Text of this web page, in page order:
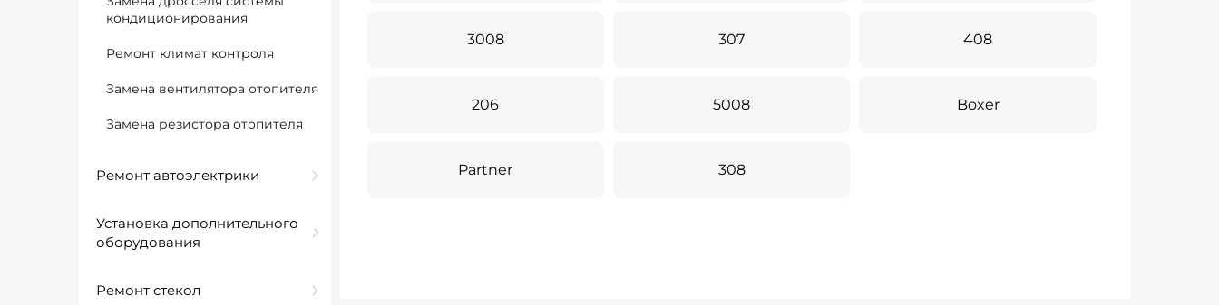
кондиционирования
Ремонт климат контроля
Замена вентилятора отопителя
Замена резистора отопителя
Ремонт автоэлектрики
Установка дополнительного
оборудования
Ремонт стекол
3008 307 408
206 5008 Boxer
Partner 308